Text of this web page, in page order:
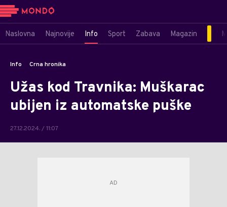
Naslovna Najnovije Info Sport Zabava Magazin
Info Crna hronika
Užas kod Travnika: Muškarac
ubijen iz automatske puške
27.12.2024. / 11:07